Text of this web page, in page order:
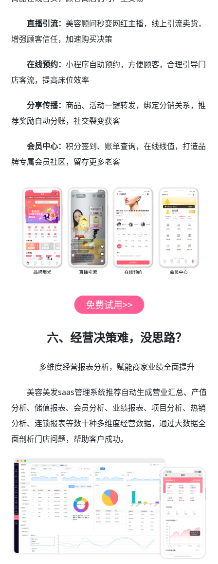
直播引流： 美容顾问秒变网红主播，线上引流卖货，
增强顾客信任，加速购买决策
在线预约： 小程序自助预约，方便顾客，合理引导门
店客流，提高床位效率
分享传播： 商品、活动一键转发，绑定分销关系，推
荐奖励自动分账，社交裂变获客
会员中心： 积分签到、账单查询，在线线值，打造品
牌专属会员社区，留存更多老客
六、经营决策难，没思路？
多维度经营报表分析，赋能商家业绩全面提升
美容美发saas管理系统推荐自动生成营业汇总、产值
分析、储值报表、会员分析、业绩报表、项目分析、热销
分析、连锁报表等数十种多维度经营数据，通过大数据全
面剖析门店问题，帮助客户成功。